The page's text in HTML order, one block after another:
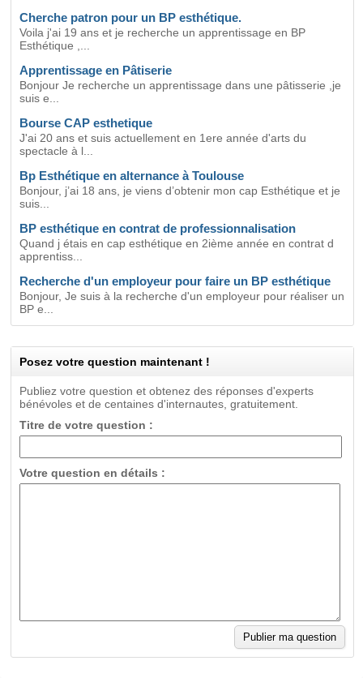
Cherche patron pour un BP esthétique.
Voila j'ai 19 ans et je recherche un apprentissage en BP
Esthétique ,...
Apprentissage en Pâtiserie
Bonjour Je recherche un apprentissage dans une pâtisserie ,je
suis e...
Bourse CAP esthetique
J'ai 20 ans et suis actuellement en 1ere année d'arts du
spectacle à l...
Bp Esthétique en alternance à Toulouse
Bonjour, j’ai 18 ans, je viens d’obtenir mon cap Esthétique et je
suis...
BP esthétique en contrat de professionnalisation
Quand j étais en cap esthétique en 2ième année en contrat d
apprentiss...
Recherche d'un employeur pour faire un BP esthétique
Bonjour, Je suis à la recherche d'un employeur pour réaliser un
BP e...
Posez votre question maintenant !
Publiez votre question et obtenez des réponses d'experts
bénévoles et de centaines d'internautes, gratuitement.
Titre de votre question :
Votre question en détails :